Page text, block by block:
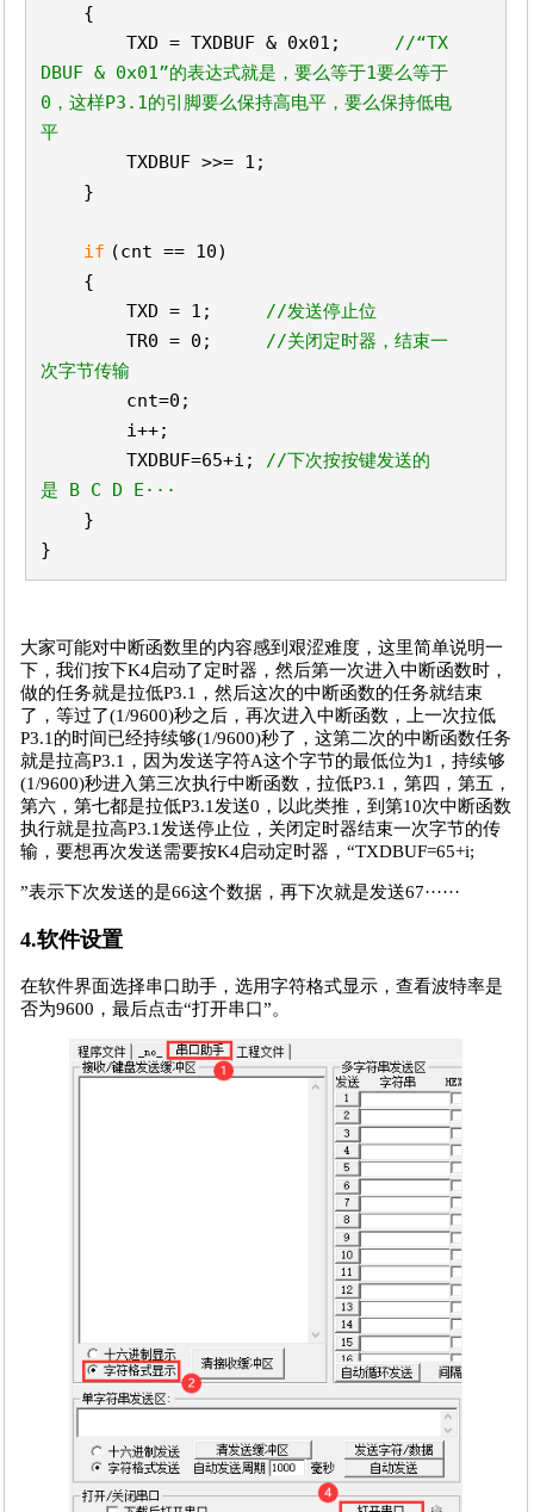
{
TXD = TXDBUF & 0x01;
//“TX
DBUF & 0x01”的表达式就是，要么等于1要么等于
0，这样P3.1的引脚要么保持高电平，要么保持低电
平
TXDBUF >>= 1;
}
if (cnt == 10)
{
TXD = 1;
//发送停止位
TR0 = 0;
//关闭定时器，结束一
次字节传输
cnt=0;
i++;
TXDBUF=65+i;
//下次按按键发送的
是 B C D E···
}
}
大家可能对中断函数里的内容感到艰涩难度，这里简单说明一
下，我们按下K4启动了定时器，然后第一次进入中断函数时，
做的任务就是拉低P3.1，然后这次的中断函数的任务就结束
了，等过了(1/9600)秒之后，再次进入中断函数，上一次拉低
P3.1的时间已经持续够(1/9600)秒了，这第二次的中断函数任务
就是拉高P3.1，因为发送字符A这个字节的最低位为1，持续够
(1/9600)秒进入第三次执行中断函数，拉低P3.1，第四，第五，
第六，第七都是拉低P3.1发送0，以此类推，到第10次中断函数
执行就是拉高P3.1发送停止位，关闭定时器结束一次字节的传
输，要想再次发送需要按K4启动定时器，“TXDBUF=65+i;
”表示下次发送的是66这个数据，再下次就是发送67······
4.软件设置
在软件界面选择串口助手，选用字符格式显示，查看波特率是
否为9600，最后点击“打开串口”。